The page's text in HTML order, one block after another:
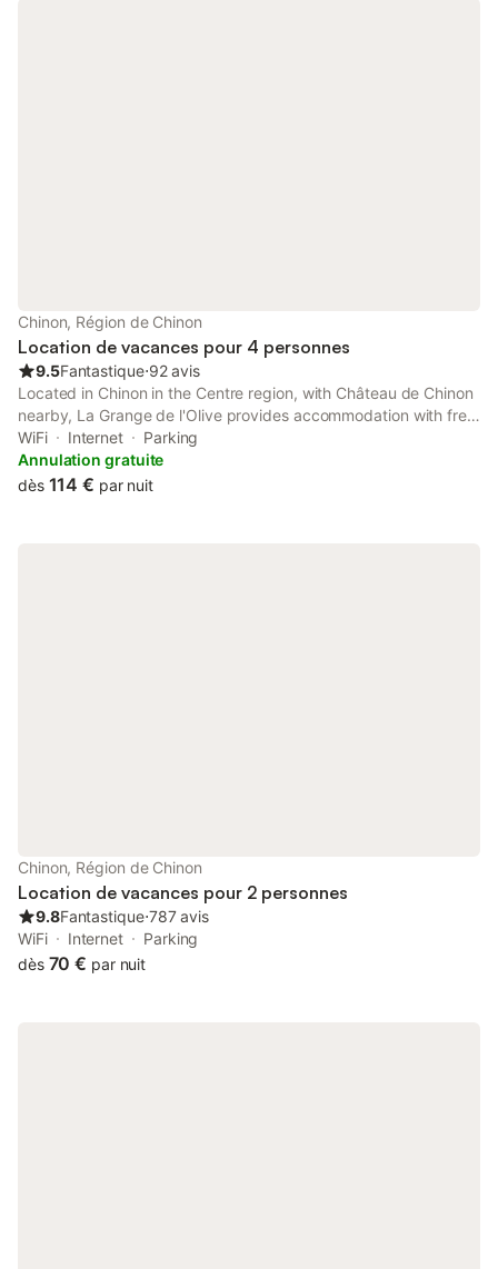
Chinon, Région de Chinon
Location de vacances pour 4 personnes
9.5Fantastique⋅92 avis
Located in Chinon in the Centre region, with Château de Chinon
nearby, La Grange de l'Olive provides accommodation with free
WiFi and free private parking.
WiFi Internet
Parking
Annulation gratuite
dès 114 € par nuit
Chinon, Région de Chinon
Location de vacances pour 2 personnes
9.8Fantastique⋅787 avis
WiFi
Internet
Parking
dès 70 € par nuit